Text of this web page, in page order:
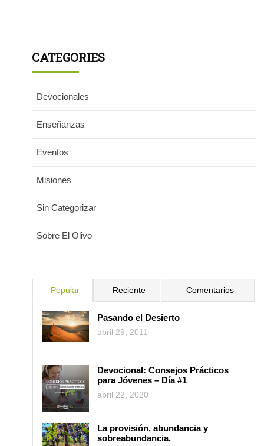
CATEGORIES
Devocionales
Enseñanzas
Eventos
Misiones
Sin Categorizar
Sobre El Olivo
Popular Reciente Comentarios
Pasando el Desierto
abril 29, 2011
Devocional: Consejos Prácticos
para Jóvenes – Día #1
abril 22, 2020
La provisión, abundancia y
sobreabundancia.